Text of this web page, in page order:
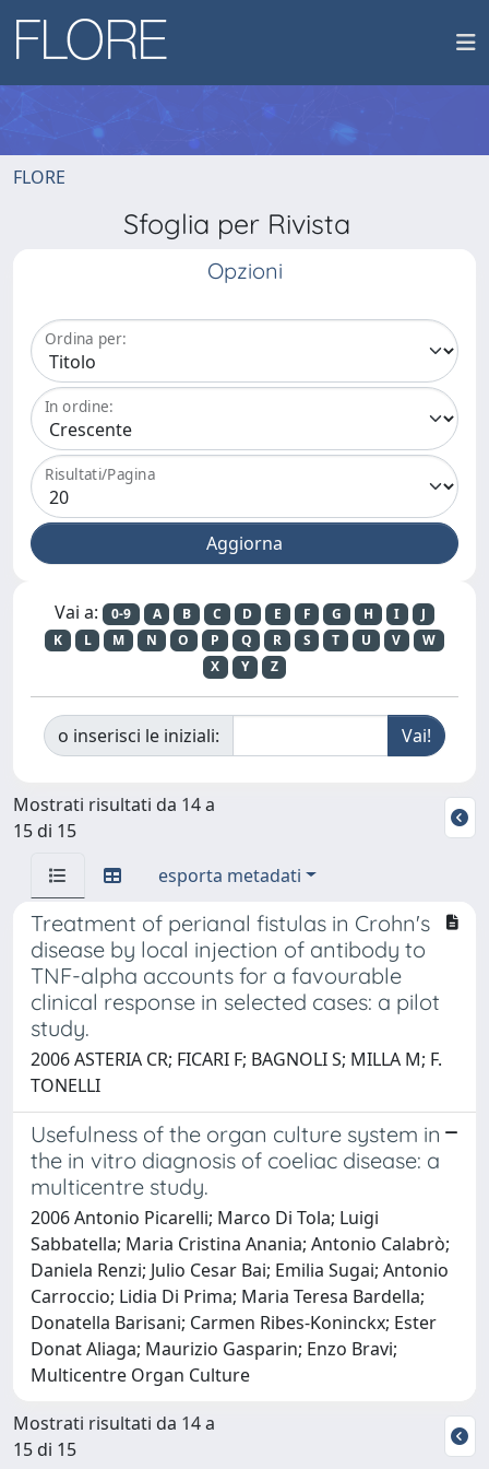
FLORE
Sfoglia per Rivista
Opzioni
Ordina per:
In ordine:
Risultati/Pagina
Vai a: 0-9 A B C D E F G H I
J
K
L M N O P Q R S T U V
W
X
Y Z
o inserisci le iniziali:
Mostrati risultati da 14 a
15 di 15
esporta metadati
Treatment of perianal fistulas in Crohn's
disease by local injection of antibody to
TNF-alpha accounts for a favourable
clinical response in selected cases: a pilot
study.
2006 ASTERIA CR; FICARI F; BAGNOLI S; MILLA M; F.
TONELLI
Usefulness of the organ culture system in
the in vitro diagnosis of coeliac disease: a
multicentre study.
2006 Antonio Picarelli; Marco Di Tola; Luigi
Sabbatella; Maria Cristina Anania; Antonio Calabrò;
Daniela Renzi; Julio Cesar Bai; Emilia Sugai; Antonio
Carroccio; Lidia Di Prima; Maria Teresa Bardella;
Donatella Barisani; Carmen Ribes-Koninckx; Ester
Donat Aliaga; Maurizio Gasparin; Enzo Bravi;
Multicentre Organ Culture
Mostrati risultati da 14 a
15 di 15